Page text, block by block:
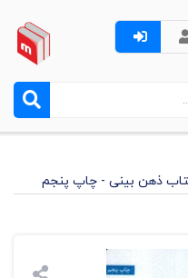
ذهن بینی - چاپ پنجم